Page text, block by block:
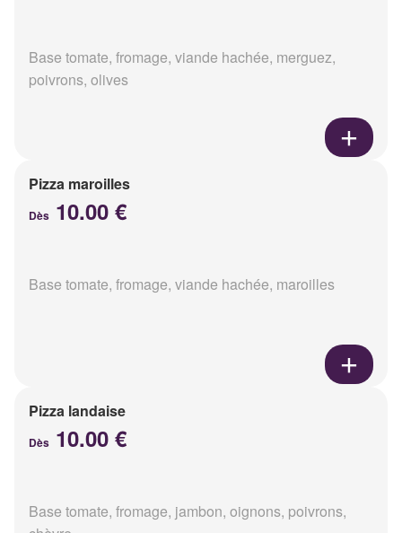
Base tomate, fromage, viande hachée, merguez,
poivrons, olives
Pizza maroilles
Dès 10.00 €
Base tomate, fromage, viande hachée, maroilles
Pizza landaise
Dès 10.00 €
Base tomate, fromage, jambon, oignons, poivrons,